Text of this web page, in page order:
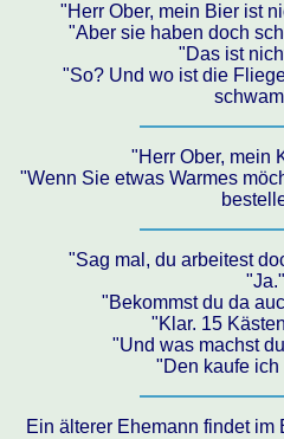
"Herr Ober, mein Bier ist
"Aber sie haben doch
"Das ist
"So? Und wo ist die
"Herr Ober, mein
"Wenn Sie etwas Warmes
"Sag mal, du arbeitest
"Ja."
"Bekommst du da
"Klar. 15
"Und was machst
"Den kaufe ich
Ein älterer Ehemann findet im